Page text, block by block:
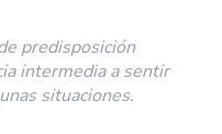
predisposición
intermedia a sentir
situaciones.